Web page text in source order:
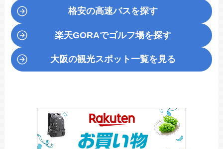
格安の高速バスを探す
楽天GORAでゴルフ場を探す
大阪の観光スポット一覧を見る